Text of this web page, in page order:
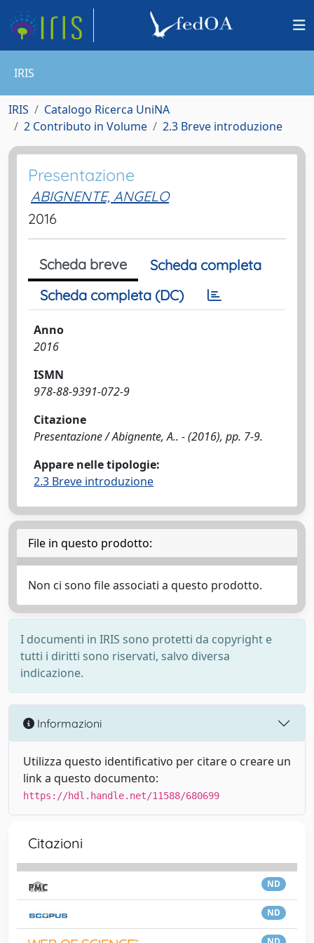
IRIS
IRIS
Catalogo Ricerca UniNA
2 Contributo in Volume
2.3 Breve introduzione
Presentazione
ABIGNENTE, ANGELO
2016
Scheda breve
Scheda completa
Scheda completa (DC)
Anno
2016
ISMN
978-88-9391-072-9
Citazione
Presentazione / Abignente, A.. - (2016), pp. 7-9.
Appare nelle tipologie:
2.3 Breve introduzione
File in questo prodotto:
Non ci sono file associati a questo prodotto.
I documenti in IRIS sono protetti da copyright e
tutti i diritti sono riservati, salvo diversa
indicazione.
Informazioni
Utilizza questo identificativo per citare o creare un
link a questo documento:
https://hdl.handle.net/11588/680699
Citazioni
ND
ND